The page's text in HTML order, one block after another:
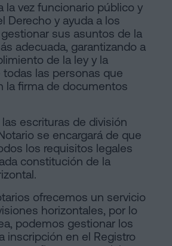
la vez funcionario público y
Derecho y ayuda a los
sus asuntos de la
adecuada, garantizando a
de la ley y la
las personas que
la firma de documentos
escrituras de división
se encargará de que
los requisitos legales
constitución de la
ofrecemos un servicio
horizontales, por lo
podemos gestionar los
inscripción en el Registro